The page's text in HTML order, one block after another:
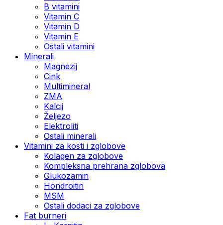
B vitamini
Vitamin C
Vitamin D
Vitamin E
Ostali vitamini
Minerali
Magnezij
Cink
Multimineral
ZMA
Kalcij
Željezo
Elektroliti
Ostali minerali
Vitamini za kosti i zglobove
Kolagen za zglobove
Kompleksna prehrana zglobova
Glukozamin
Hondroitin
MSM
Ostali dodaci za zglobove
Fat burneri